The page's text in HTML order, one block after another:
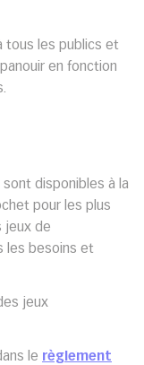
tous les publics et
en fonction
disponibles à la
pour les plus
jeux de
les besoins et
jeux
le règlement